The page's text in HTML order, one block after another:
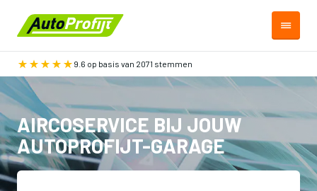
9.6 op basis van 2071 stemmen
AIRCOSERVICE BIJ JOUW
AUTOPROFIJT-GARAGE